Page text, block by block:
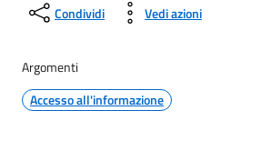
Condividi Vedi azioni
Argomenti
Accesso all'informazione